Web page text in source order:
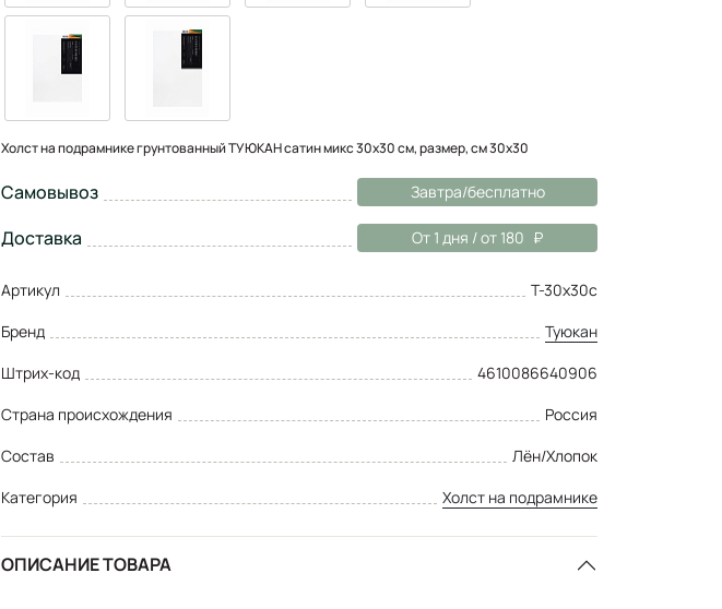
Холст на подрамнике грунтованный ТУЮКАН сатин микс 30х30 см, размер, см 30x30
Самовывоз Завтра/бесплатно
Доставка От 1 дня / от 180
Артикул
Т-30х30с
Бренд
Туюкан
Штрих-код
4610086640906
Страна происхождения
Россия
Состав
Лён/Хлопок
Категория
Холст на подрамнике
ОПИСАНИЕ ТОВАРА